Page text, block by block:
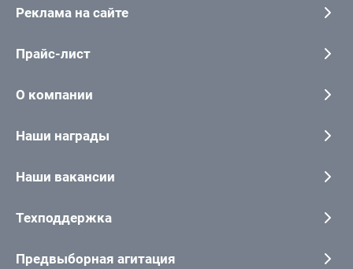
Реклама на сайте
Прайс-лист
О компании
Наши награды
Наши вакансии
Техподдержка
Предвыборная агитация